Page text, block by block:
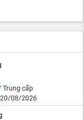
Trung cấp
08/2026